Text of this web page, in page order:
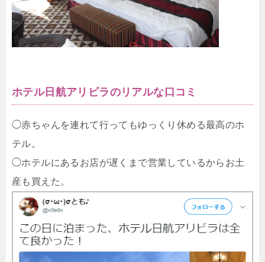
ホテル日航アリビラのリアルな口コミ
◯赤ちゃんを連れて行ってもゆっくり休める最高のホ
テル。
◯ホテルにあるお店が遅くまで営業しているからお土
産も買えた。